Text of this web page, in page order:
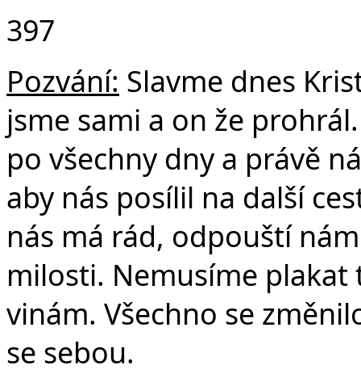
397
Pozvání: Slavme dnes
jsme sami a on že
po všechny dny a právě
aby nás posílil na další
nás má rád, odpouští
milosti. Nemusíme plakat
vinám. Všechno se
se sebou.